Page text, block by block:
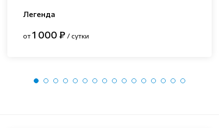
Легенда
от1 000 ₽ / сутки